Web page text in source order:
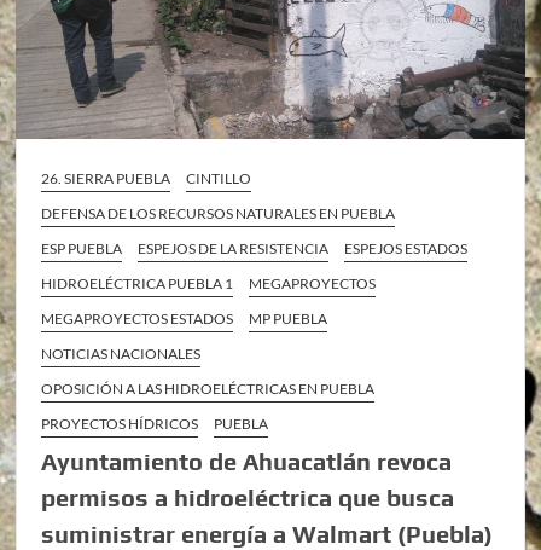
26. SIERRA PUEBLA
CINTILLO
DEFENSA DE LOS RECURSOS NATURALES EN PUEBLA
ESP PUEBLA
ESPEJOS DE LA RESISTENCIA
ESPEJOS ESTADOS
HIDROELÉCTRICA PUEBLA 1
MEGAPROYECTOS
MEGAPROYECTOS ESTADOS
MP PUEBLA
NOTICIAS NACIONALES
OPOSICIÓN A LAS HIDROELÉCTRICAS EN PUEBLA
PROYECTOS HÍDRICOS
PUEBLA
Ayuntamiento de Ahuacatlán revoca
permisos a hidroeléctrica que busca
suministrar energía a Walmart (Puebla)